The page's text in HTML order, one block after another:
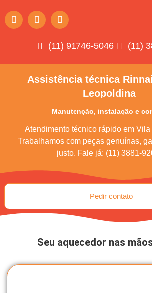
(11) 91746-5046 (11)
Assistência técnica
Leopoldina
Manutenção, instalação e
Atendimento técnico rápido em
Trabalhamos com peças genuínas,
justo. Fale já: (11) 3881-
Pedir contato
Seu aquecedor nas